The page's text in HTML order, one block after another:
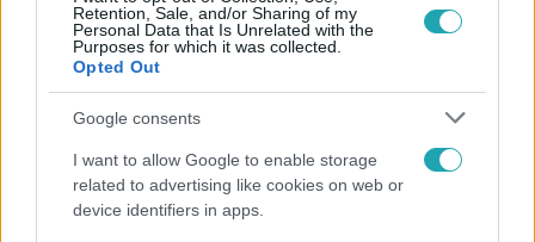
Retention, Sale, and/or Sharing of my
Personal Data that Is Unrelated with the
Purposes for which it was collected.
Opted Out
Google consents
I want to allow Google to enable storage
related to advertising like cookies on web or
device identifiers in apps.
Népszerű
13:37